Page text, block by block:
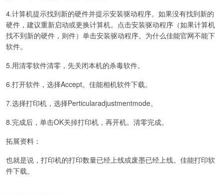
4.计算机提示找到新的硬件并提示安装驱动程序。如果没有找到新的
硬件，建议重新启动或更换计算机。点击安装驱动程序（如果计算机
找不到新的硬件，则件）单击安装驱动程序。为什么佳能官网不能下
软件。
5.用清零软件清零，先关闭本机的杀毒软件。
6.打开软件，选择Accept。佳能相机软件下载。
7.选择打印机，选择Perticularadjustmentmode。
8.完成后，单击OK关掉打印机，再开机。清零完成。
拓展资料：
也就是说，打印机的打印数量已经上线或废墨已经上线。佳能打印软
件下载。